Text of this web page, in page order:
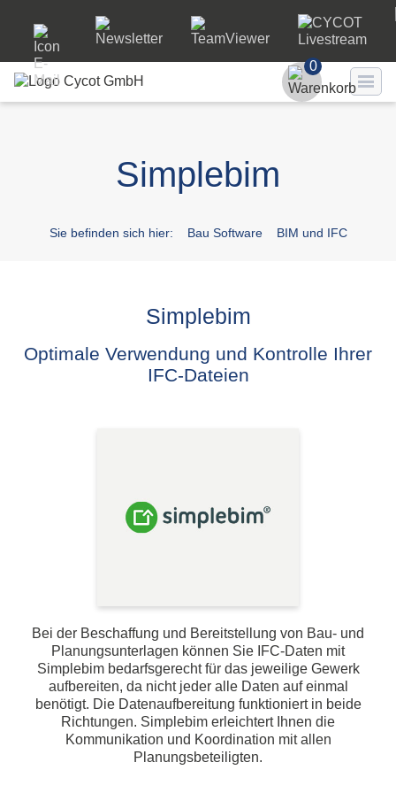
Passwort
0
Simplebim
Sie befinden sich hier: Bau Software BIM und IFC
Simplebim
Optimale Verwendung und Kontrolle Ihrer
IFC-Dateien
Bei der Beschaffung und Bereitstellung von Bau- und
Planungsunterlagen können Sie IFC-Daten mit
Simplebim bedarfsgerecht für das jeweilige Gewerk
aufbereiten, da nicht jeder alle Daten auf einmal
benötigt. Die Datenaufbereitung funktioniert in beide
Richtungen. Simplebim erleichtert Ihnen die
Kommunikation und Koordination mit allen
Planungsbeteiligten.